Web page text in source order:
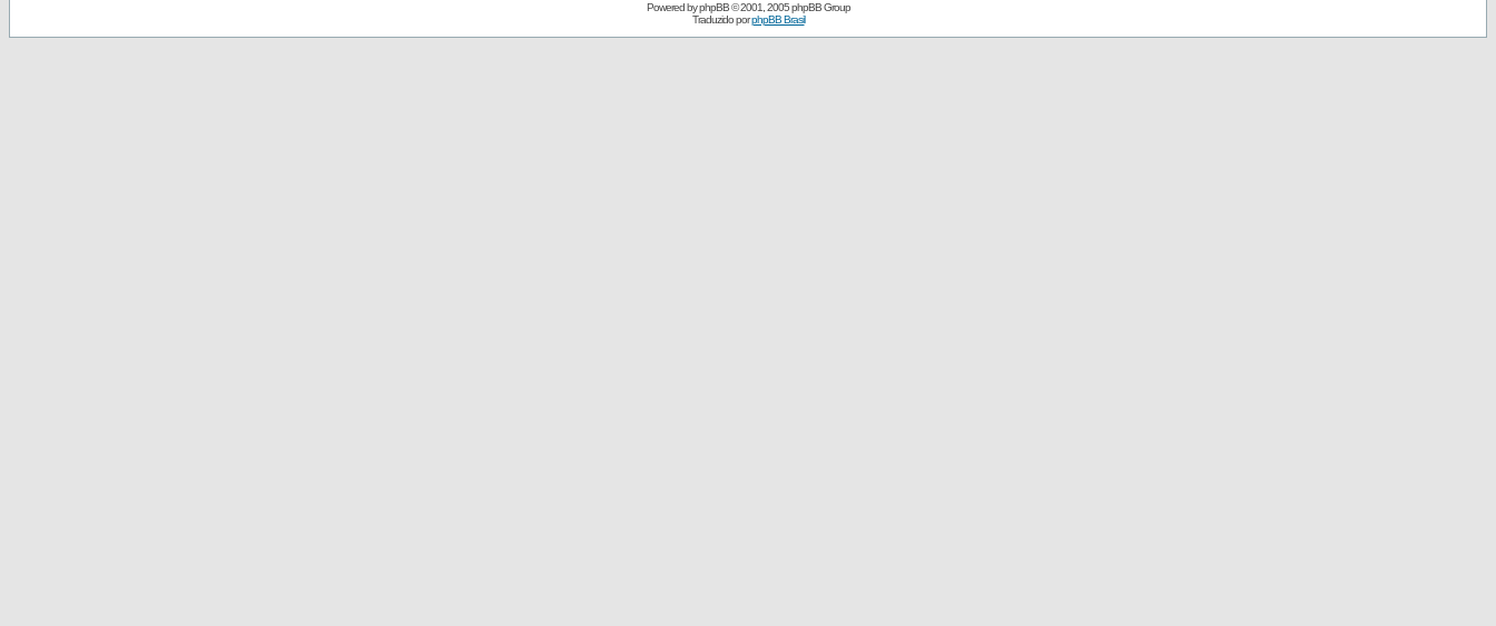
Powered byphpBB© 2001, 2005 phpBB Group
Traduzido porphpBB Brasil